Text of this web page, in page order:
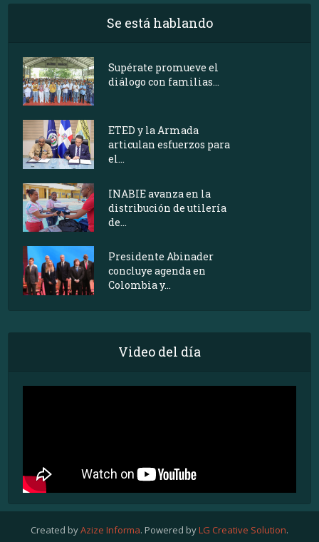
Se está hablando
Supérate promueve el
diálogo con familias...
ETED y la Armada
articulan esfuerzos para
el...
INABIE avanza en la
distribución de utilería
de...
Presidente Abinader
concluye agenda en
Colombia y...
Video del día
Created byAzize Informa. Powered byLG Creative Solution.